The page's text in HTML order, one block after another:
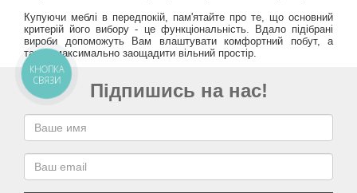
Купуючи меблі в передпокій, пам'ятайте про те, що основний
критерій його вибору - це функціональність. Вдало підібрані
вироби допоможуть Вам влаштувати комфортний побут, а
також максимально заощадити вільний простір.
Підпишись на нас!
КНОПКА
СВЯЗИ